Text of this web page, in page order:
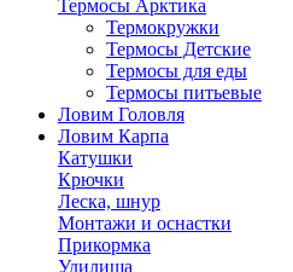
Термосы Арктика
Термокружки
Термосы Детские
Термосы для еды
Термосы питьевые
Ловим Головля
Ловим Карпа
Катушки
Крючки
Леска, шнур
Монтажи и оснастки
Прикормка
Удилища